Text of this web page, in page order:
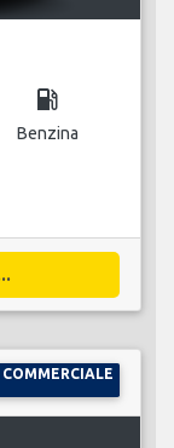
local_gas_station
Benzina
COMMERCIALE